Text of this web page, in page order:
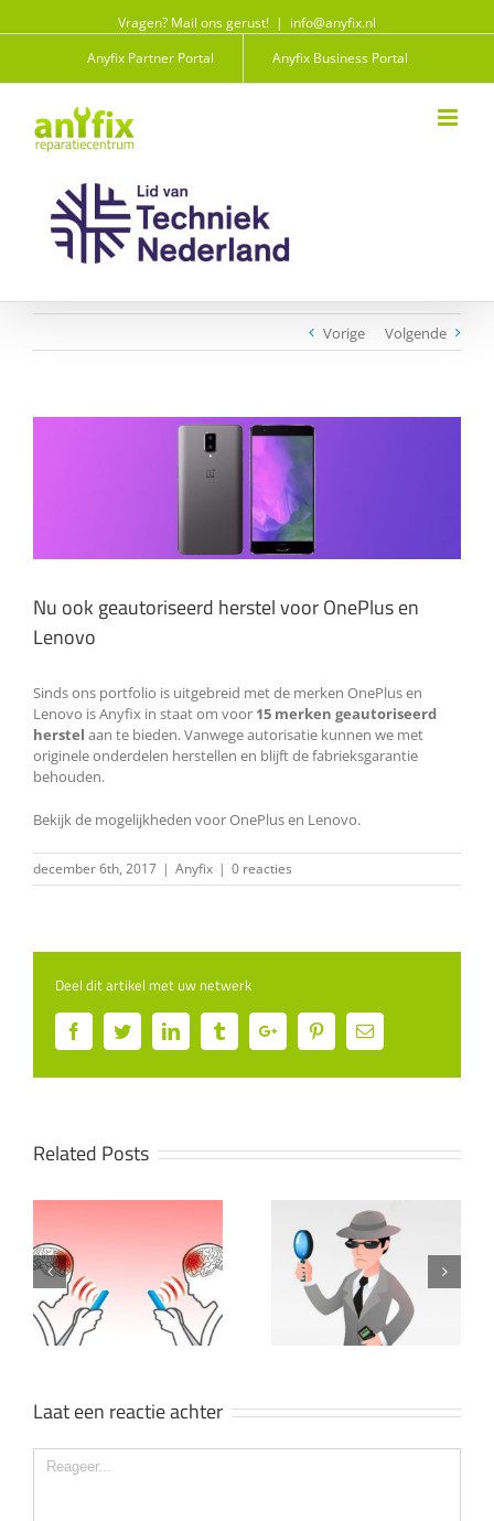
Vragen? Mail ons gerust! | info@anyfix.nl
Anyfix Partner Portal
Anyfix Business Portal
Vorige Volgende
Nu ook geautoriseerd herstel voor OnePlus en
Lenovo
Sinds ons portfolio is uitgebreid met de merken OnePlus en
Lenovo is Anyfix in staat om voor 15 merken geautoriseerd
herstel aan te bieden. Vanwege autorisatie kunnen we met
originele onderdelen herstellen en blijft de fabrieksgarantie
behouden.
Bekijk de mogelijkheden voorOnePlusen Lenovo.
december 6th, 2017 | Anyfix | 0 reacties
Deel dit artikel met uw netwerk
FacebookTwitterLinkedinTumblrGoogle+ PinterestEmail
Related Posts
Anyfix bezocht door de
Mystery Shopper…
AR en VR, ook zakelijke
toepassingen of alleen
fun?
Laat een reactie achter
Comment